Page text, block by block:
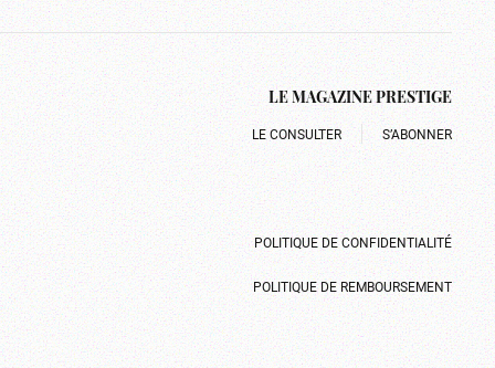
LE MAGAZINE PRESTIGE
LE CONSULTER S’ABONNER
POLITIQUE DE CONFIDENTIALITÉ
POLITIQUE DE REMBOURSEMENT